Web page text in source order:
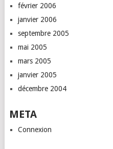
février 2006
janvier 2006
septembre 2005
mai 2005
mars 2005
janvier 2005
décembre 2004
META
Connexion